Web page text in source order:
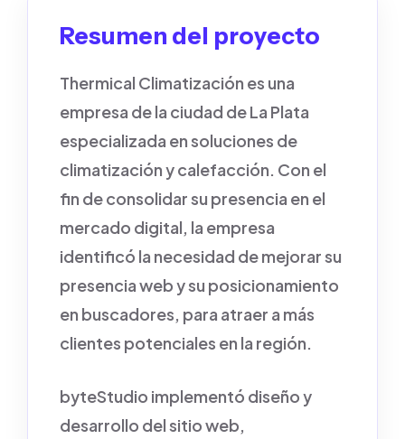
Resumen del proyecto
Thermical Climatización es una
empresa de la ciudad de La Plata
especializada en soluciones de
climatización y calefacción. Con el
fin de consolidar su presencia en el
mercado digital, la empresa
identificó la necesidad de mejorar su
presencia web y su posicionamiento
en buscadores, para atraer a más
clientes potenciales en la región.
byteStudio implementó diseño y
desarrollo del sitio web,